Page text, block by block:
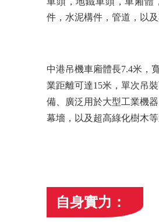
件，水泥構件，管道，以及
中港吊機車廂體長7.4米，
業距離可達15米，單次吊
備、廣泛用於大型工業機
幕墻，以及超高綠化樹木等
自身實力：